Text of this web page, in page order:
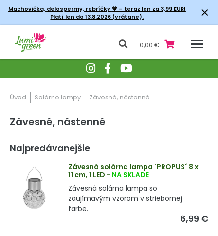
Machovička, delospermy, rebríčky💚 – teraz len za 3,99 EUR!
Platí len do 13.8.2026 (vrátane).
×
0,00 €
Úvod Solárne lampy Závesné, nástenné
Závesné, nástenné
Najpredávanejšie
Závesná solárna lampa ´PROPUS´ 8 x
11 cm, 1 LED - NA SKLADE
Závesná solárna lampa so
zaujímavým vzorom v striebornej
farbe.
6,99 €